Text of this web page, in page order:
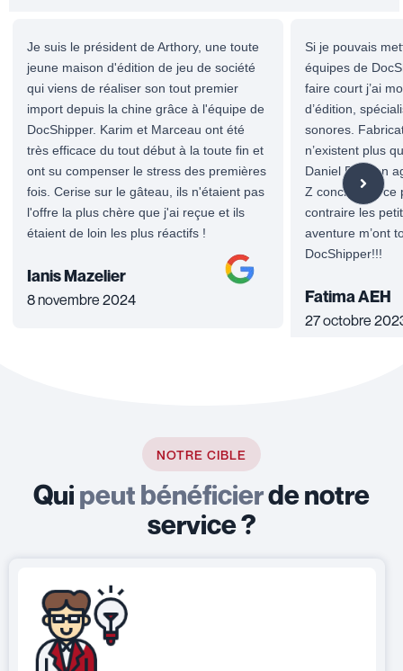
Je suis le président de Arthory, une toute
jeune maison d'édition de jeu de société
qui viens de réaliser son tout premier
import depuis la chine grâce à l'équipe de
DocShipper. Karim et Marceau ont été
très efficace du tout début à la toute fin et
ont su compenser le stress des premières
fois. Cerise sur le gâteau, ils n'étaient pas
l'offre la plus chère que j'ai reçue et ils
étaient de loin les plus réactifs !
Ianis Mazelier
8 novembre 2024
Si je pouvais
équipes de
faire court j’ai
d’édition,
sonores.
n’existent plus
Daniel B., mon
Z concrétiser ce
contraire les
aventure m’ont
DocShipper!!!
Fatima AEH
27 octobre
NOTRE CIBLE
Quipeut bénéficierde notre
service ?